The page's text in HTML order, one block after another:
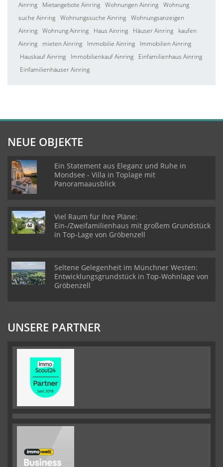
Ainring
Mietangebote Ainring Wohnungen Ainring Wohnung
suche Ainring Wohnungssuche Ainring Wohnungsanzeigen
Ainring Wohnung Ainring Haus Ainring Häuser Ainring
kaufen
Ainring
mieten Ainring Immobilie Ainring
Immobilien Ainring
Hauskauf Ainring
Immobilienkauf Ainring
Einfamilienhaus Ainring
Einfamilienhäuser Ainring
NEUE OBJEKTE
Ein Statement aus Eleganz und Ruhe in
Mondsee - Villa in Toplage mit
Panoramaausblick
Viel Raum für Ihre Pläne:
Ein-/Zweifamilienhaus mit großem Grundstück
in Top-Lage von Gröbenzell
Seltene Gelegenheit im Münchner Westen:
Entwicklungsgrundstück in Top-Wohnlage von
Gröbenzell
UNSERE PARTNER